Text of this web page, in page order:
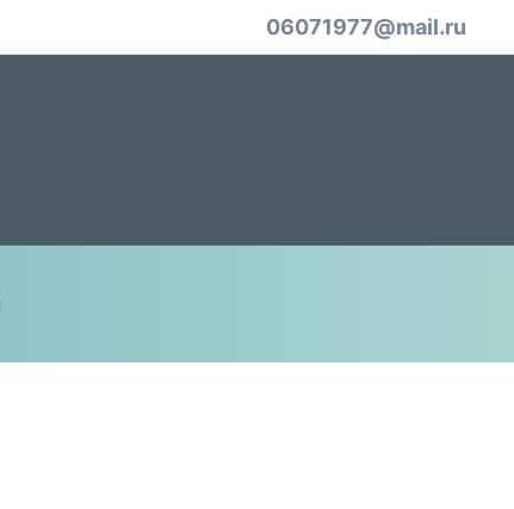
06071977@mail.ru